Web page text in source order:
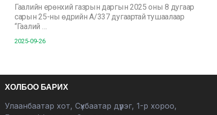
Гаалийн ерөнхий газрын даргын 2025 оны 8 дугаар
сарын 25-ны өдрийн А/337 дугаартай тушаалаар
“Гаалий …
2025-09-26
ХОЛБОО БАРИХ
Улаанбаатар хот, Сүхбаатар дүүрэг, 1-р хороо,